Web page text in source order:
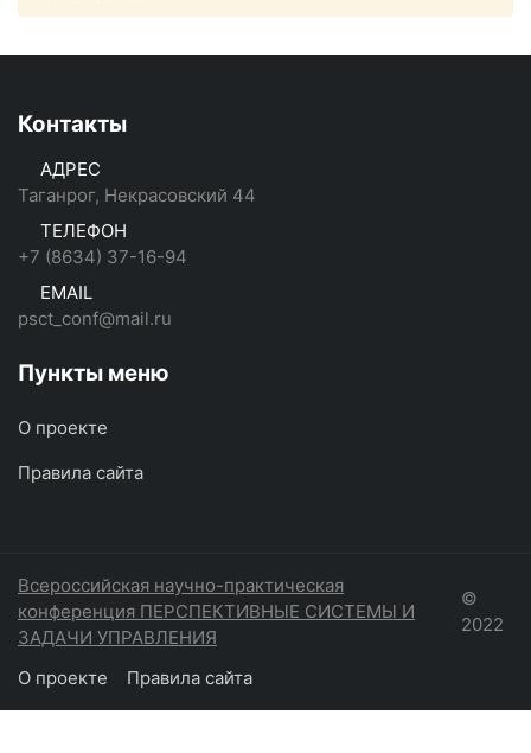
Контакты
АДРЕС
Таганрог, Некрасовский 44
ТЕЛЕФОН
+7 (8634) 37-16-94
EMAIL
psct_conf@mail.ru
Пункты меню
О проекте
Правила сайта
Всероссийская научно-практическая
конференция ПЕРСПЕКТИВНЫЕ СИСТЕМЫ И
ЗАДАЧИ УПРАВЛЕНИЯ
©
2022
О проекте Правила сайта